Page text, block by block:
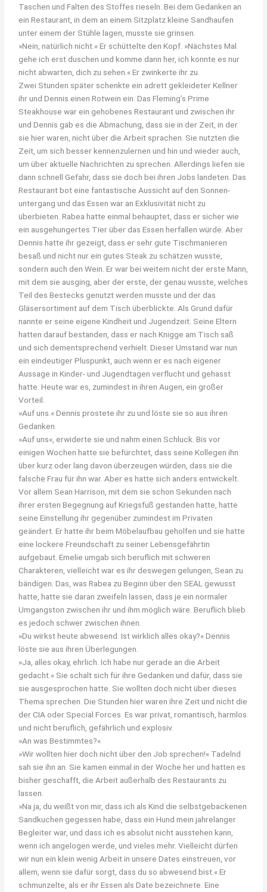
Taschen und Falten des Stoffes rieseln. Bei dem Gedanken an
ein Restaurant, in dem an einem Sitzplatz kleine Sandhaufen
unter einem der Stühle lagen, musste sie grinsen.
»Nein, natürlich nicht.« Er schüttelte den Kopf. »Nächstes Mal
gehe ich erst duschen und komme dann her, ich konnte es nur
nicht abwarten, dich zu sehen.« Er zwinkerte ihr zu.
Zwei Stunden später schenkte ein adrett gekleideter Kellner
ihr und Dennis einen Rotwein ein. Das Fleming’s Prime
Steakhouse war ein gehobenes Restaurant und zwischen ihr
und Dennis gab es die Abmachung, dass sie in der Zeit, in der
sie hier waren, nicht über die Arbeit sprachen. Sie nutzten die
Zeit, um sich besser kennenzulernen und hin und wieder auch,
um über aktuelle Nachrichten zu sprechen. Allerdings liefen sie
dann schnell Gefahr, dass sie doch bei ihren Jobs landeten. Das
Restaurant bot eine fantastische Aussicht auf den Sonnen-
untergang und das Essen war an Exklusivität nicht zu
überbieten. Rabea hatte einmal behauptet, dass er sicher wie
ein ausgehungertes Tier über das Essen herfallen würde. Aber
Dennis hatte ihr gezeigt, dass er sehr gute Tischmanieren
besaß und nicht nur ein gutes Steak zu schätzen wusste,
sondern auch den Wein. Er war bei weitem nicht der erste Mann,
mit dem sie ausging, aber der erste, der genau wusste, welches
Teil des Bestecks genutzt werden musste und der das
Gläsersortiment auf dem Tisch überblickte. Als Grund dafür
nannte er seine eigene Kindheit und Jugendzeit. Seine Eltern
hatten darauf bestanden, dass er nach Knigge am Tisch saß
und sich dementsprechend verhielt. Dieser Umstand war nun
ein eindeutiger Pluspunkt, auch wenn er es nach eigener
Aussage in Kinder- und Jugendtagen verflucht und gehasst
hatte. Heute war es, zumindest in ihren Augen, ein großer
Vorteil.
»Auf uns.« Dennis prostete ihr zu und löste sie so aus ihren
Gedanken.
»Auf uns«, erwiderte sie und nahm einen Schluck. Bis vor
einigen Wochen hatte sie befürchtet, dass seine Kollegen ihn
über kurz oder lang davon überzeugen würden, dass sie die
falsche Frau für ihn war. Aber es hatte sich anders entwickelt.
Vor allem Sean Harrison, mit dem sie schon Sekunden nach
ihrer ersten Begegnung auf Kriegsfuß gestanden hatte, hatte
seine Einstellung ihr gegenüber zumindest im Privaten
geändert. Er hatte ihr beim Möbelaufbau geholfen und sie hatte
eine lockere Freundschaft zu seiner Lebensgefährtin
aufgebaut. Emelie umgab sich beruflich mit schweren
Charakteren, vielleicht war es ihr deswegen gelungen, Sean zu
bändigen. Das, was Rabea zu Beginn über den SEAL gewusst
hatte, hatte sie daran zweifeln lassen, dass je ein normaler
Umgangston zwischen ihr und ihm möglich wäre. Beruflich blieb
es jedoch schwer zwischen ihnen.
»Du wirkst heute abwesend. Ist wirklich alles okay?« Dennis
löste sie aus ihren Überlegungen.
»Ja, alles okay, ehrlich. Ich habe nur gerade an die Arbeit
gedacht.« Sie schalt sich für ihre Gedanken und dafür, dass sie
sie ausgesprochen hatte. Sie wollten doch nicht über dieses
Thema sprechen. Die Stunden hier waren ihre Zeit und nicht die
der CIA oder Special Forces. Es war privat, romantisch, harmlos
und nicht beruflich, gefährlich und explosiv.
»An was Bestimmtes?«
»Wir wollten hier doch nicht über den Job sprechen!« Tadelnd
sah sie ihn an. Sie kamen einmal in der Woche her und hatten es
bisher geschafft, die Arbeit außerhalb des Restaurants zu
lassen.
»Na ja, du weißt von mir, dass ich als Kind die selbstgebackenen
Sandkuchen gegessen habe, dass ein Hund mein jahrelanger
Begleiter war, und dass ich es absolut nicht ausstehen kann,
wenn ich angelogen werde, und vieles mehr. Vielleicht dürfen
wir nun ein klein wenig Arbeit in unsere Dates einstreuen, vor
allem, wenn sie dafür sorgt, dass du so abwesend bist.« Er
schmunzelte, als er ihr Essen als Date bezeichnete. Eine